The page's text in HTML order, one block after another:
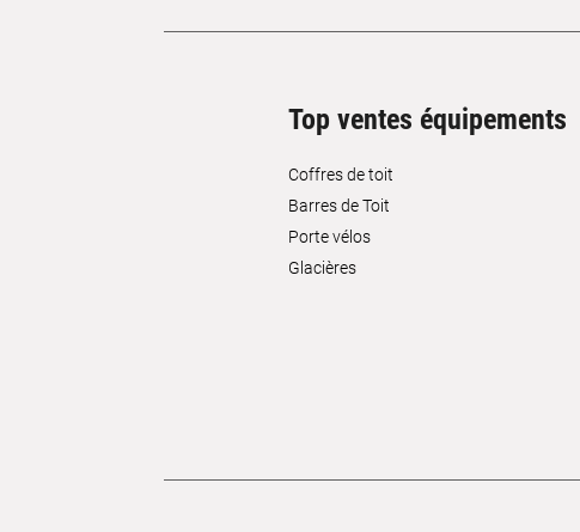
Top ventes équipements
Coffres de toit
Barres de Toit
Porte vélos
Glacières